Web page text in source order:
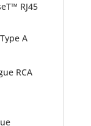
RJ45
A
RCA